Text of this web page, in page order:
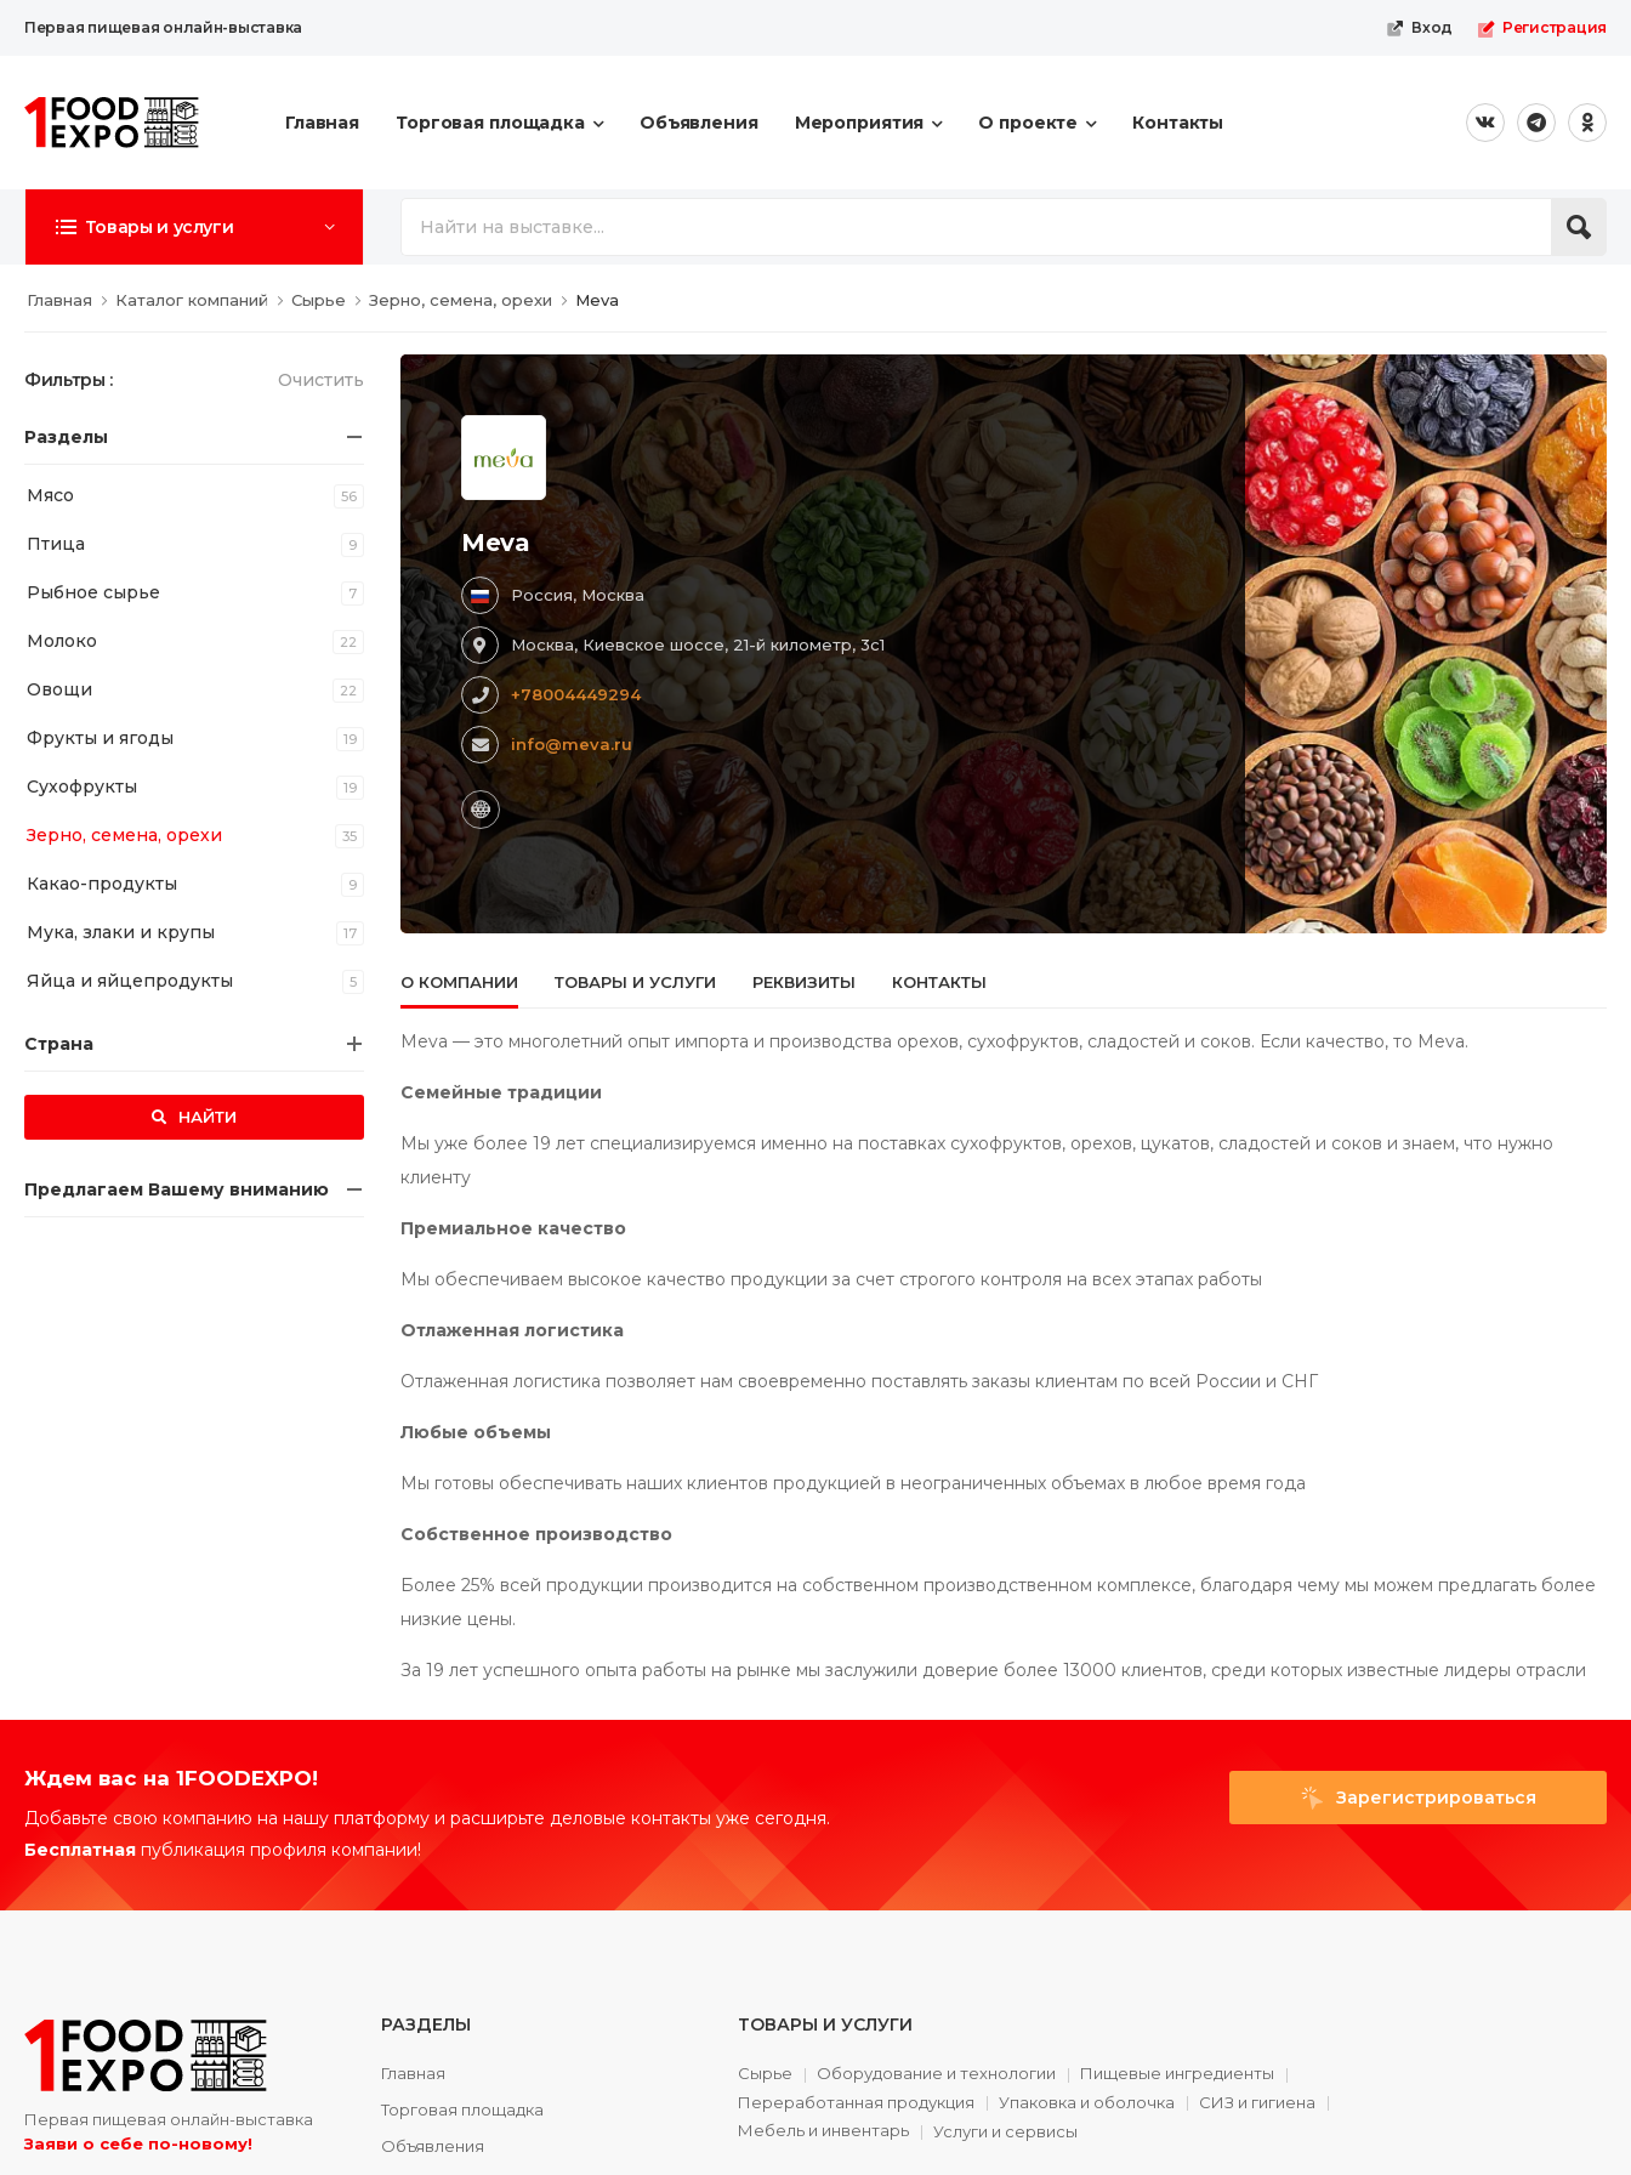
Первая пищевая онлайн-выставка Вход Регистрация
Главная Торговая площадка Объявления Мероприятия О проекте Контакты
Товары и услуги
Главная Каталог компаний Сырье Зерно, семена, орехи Meva
Фильтры : Очистить
Разделы
Мясо 56
Птица 9
Рыбное сырье 7
Молоко 22
Овощи 22
Фрукты и ягоды 19
Сухофрукты 19
Зерно, семена, орехи 35
Какао-продукты 9
Мука, злаки и крупы 17
Яйца и яйцепродукты 5
Страна
НАЙТИ
Предлагаем Вашему вниманию
Meva
Россия, Москва
Москва, Киевское шоссе, 21-й километр, 3с1
+78004449294
info@meva.ru
О КОМПАНИИ ТОВАРЫ И УСЛУГИ РЕКВИЗИТЫ КОНТАКТЫ
Meva — это многолетний опыт импорта и производства орехов, сухофруктов, сладостей и соков. Если качество, то Meva.
Семейные традиции
Мы уже более 19 лет специализируемся именно на поставках сухофруктов, орехов, цукатов, сладостей и соков и знаем, что нужно
клиенту
Премиальное качество
Мы обеспечиваем высокое качество продукции за счет строгого контроля на всех этапах работы
Отлаженная логистика
Отлаженная логистика позволяет нам своевременно поставлять заказы клиентам по всей России и СНГ
Любые объемы
Мы готовы обеспечивать наших клиентов продукцией в неограниченных объемах в любое время года
Собственное производство
Более 25% всей продукции производится на собственном производственном комплексе, благодаря чему мы можем предлагать более
низкие цены.
За 19 лет успешного опыта работы на рынке мы заслужили доверие более 13000 клиентов, среди которых известные лидеры отрасли
Ждем вас на 1FOODEXPO!
Добавьте свою компанию на нашу платформу и расширьте деловые контакты уже сегодня.
Бесплатная публикация профиля компании!
Зарегистрироваться
Первая пищевая онлайн-выставка
Заяви о себе по-новому!
РАЗДЕЛЫ
Главная
Торговая площадка
Объявления
ТОВАРЫ И УСЛУГИ
Сырье Оборудование и технологии
Пищевые ингредиенты
Переработанная продукция
Упаковка и оболочка
СИЗ и гигиена
Мебель и инвентарь
Услуги и сервисы